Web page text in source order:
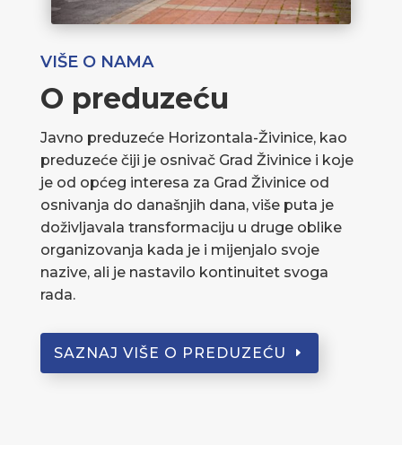
VIŠE O NAMA
O preduzeću
Javno preduzeće Horizontala-Živinice, kao
preduzeće čiji je osnivač Grad Živinice i koje
je od općeg interesa za Grad Živinice od
osnivanja do današnjih dana, više puta je
doživljavala transformaciju u druge oblike
organizovanja kada je i mijenjalo svoje
nazive, ali je nastavilo kontinuitet svoga
rada.
SAZNAJ VIŠE O PREDUZEĆU